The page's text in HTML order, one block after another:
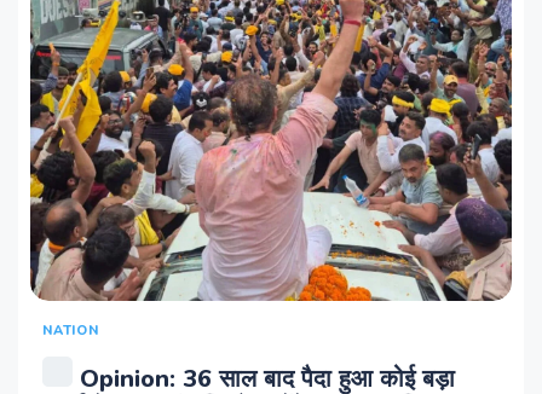
NATION
Opinion: 36 साल बाद पैदा हुआ कोई बड़ा